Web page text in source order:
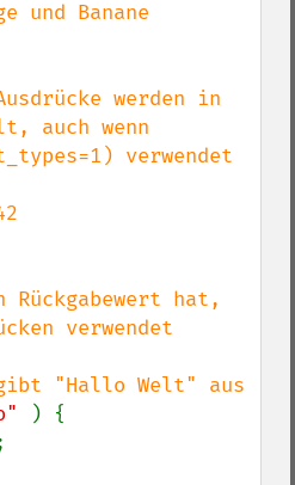
werden in
auch wenn
verwendet
hat,
verwendet
) {